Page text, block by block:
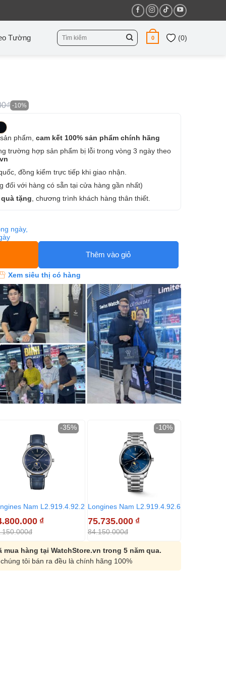
Tường
Tìm
kiếm:
0 (0)
-10%
phẩm, cam kết 100% sản phẩm chính hãng
trường hợp sản phẩm bị lỗi trong vòng 3 ngày theo
đồng kiểm trực tiếp khi giao nhận.
đối với hàng có sẵn tại cửa hàng gần nhất)
tặng , chương trình khách hàng thân thiết.
ngày,
Thêm vào giỏ
Xem siêu thị có hàng
Nam L2.919.4.92.2
₫
-35%
Longines Nam L2.919.4.92.6
75.735.000 ₫
84.150.000đ
-10%
mua hàng tại WatchStore.vn trong 5 năm qua.
tôi bán ra đều là chính hãng 100%